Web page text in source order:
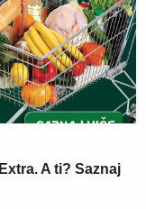
A ti? Saznaj